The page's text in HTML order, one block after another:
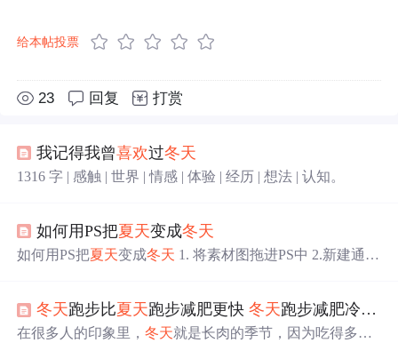
给本帖投票
23 回复 打赏
我记得我曾喜欢过冬天
1316 字 | 感触 | 世界 | 情感 | 体验 | 经历 | 想法 | 认知。
如何用PS把夏天变成冬天
如何用PS把夏天变成冬天
填充黑色 4.CTRL shift alt E盖印图层 5. 选择-色彩范围 6. 新
建图层，填充为白色，右键 设置混合选项的混合颜色带 7.
冬天跑步比夏天跑步减肥更快冬天跑步减肥冷怎么办
在很多人的印象里，冬天就是长肉的季节，因为吃得多，